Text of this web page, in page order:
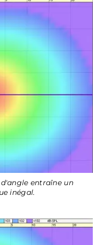
entraîne un
inégal.